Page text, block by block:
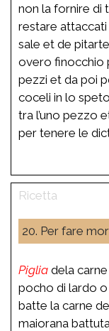
non la fornire di
restare attaccati
sale et de
overo finocchio
pezzi et da poi
coceli in lo
tra l’uno pezzo
per tenere le
20. Per fare
Piglia dela
pocho di lardo
batte la carne
maiorana